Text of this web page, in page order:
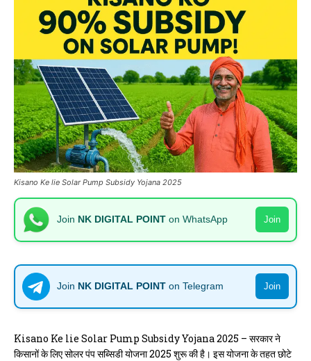
Kisano Ke lie Solar Pump Subsidy Yojana 2025
Join NK DIGITAL POINT on WhatsApp Join
Join NK DIGITAL POINT on Telegram Join
Kisano Ke lie Solar Pump Subsidy Yojana 2025 – सरकार ने
किसानों के लिए सोलर पंप सब्सिडी योजना 2025 शुरू की है। इस योजना के तहत छोटे